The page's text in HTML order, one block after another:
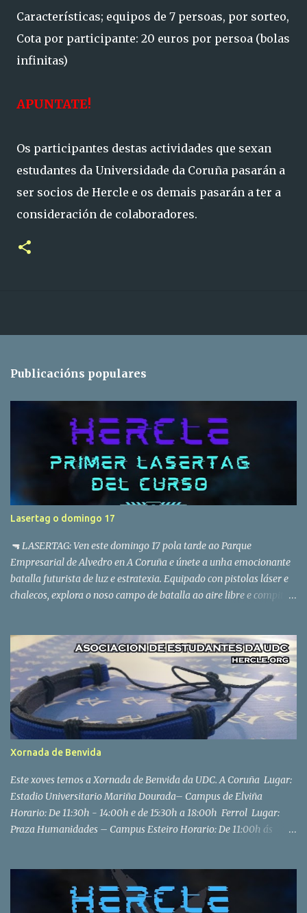
Características; equipos de 7 persoas, por sorteo,
Cota por participante: 20 euros por persoa (bolas
infinitas)
APUNTATE!
Os participantes destas actividades que sexan
estudantes da Universidade da Coruña pasarán a
ser socios de Hercle e os demais pasarán a ter a
consideración de colaboradores.
Publicacións populares
Lasertag o domingo 17
🔫 LASERTAG: Ven este domingo 17 pola tarde ao Parque
Empresarial de Alvedro en A Coruña e únete a unha emocionante
batalla futurista de luz e estratexia. Equipado con pistolas láser e
chalecos, explora o noso campo de batalla ao aire libre e compite
(horario exacto a confirmar) 📍 Lugar: Parque empresarial de
Alvedro, Calle E, nº 12, 15180, A Coruña 📝 Para inscribirte, enche o
noso formulario de participación:
https://forms.gle/hUWM1CR3yUHUaDdc6
Xornada de Benvida
Este xoves temos a Xornada de Benvida da UDC. A Coruña Lugar:
Estadio Universitario Mariña Dourada– Campus de Elviña
Horario: De 11:30h - 14:00h e de 15:30h a 18:00h Ferrol Lugar:
Praza Humanidades – Campus Esteiro Horario: De 11:00h ás
nosos seguidores de Instagram ao longo da xornada.